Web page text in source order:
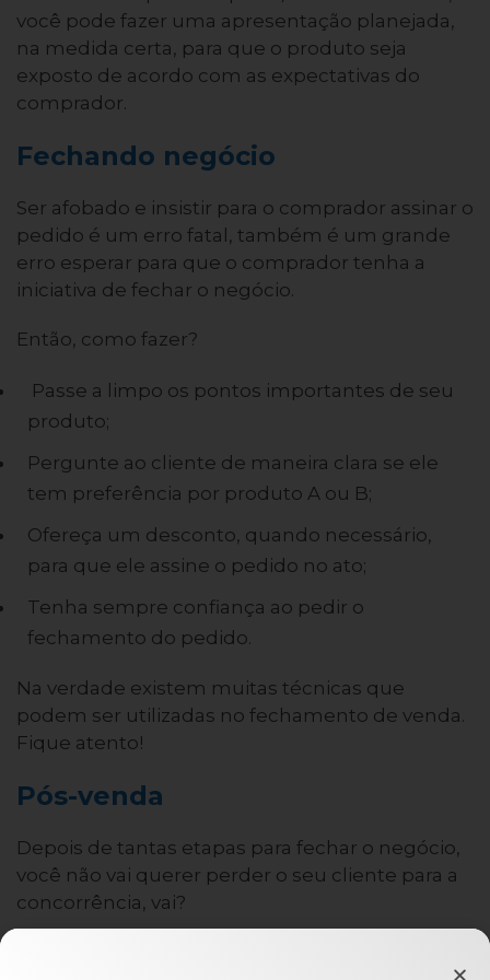
você pode fazer uma apresentação planejada,
na medida certa, para que o produto seja
exposto de acordo com as expectativas do
comprador.
Fechando negócio
Ser afobado e insistir para o comprador assinar o
pedido é um erro fatal, também é um grande
erro esperar para que o comprador tenha a
iniciativa de fechar o negócio.
Então, como fazer?
Passe a limpo os pontos importantes de seu
produto;
Pergunte ao cliente de maneira clara se ele
tem preferência por produto A ou B;
Ofereça um desconto, quando necessário,
para que ele assine o pedido no ato;
Tenha sempre confiança ao pedir o
fechamento do pedido.
Na verdade existem muitas técnicas que
podem ser utilizadas no fechamento de venda.
Fique atento!
Pós-venda
Depois de tantas etapas para fechar o negócio,
você não vai querer perder o seu cliente para a
concorrência, vai?